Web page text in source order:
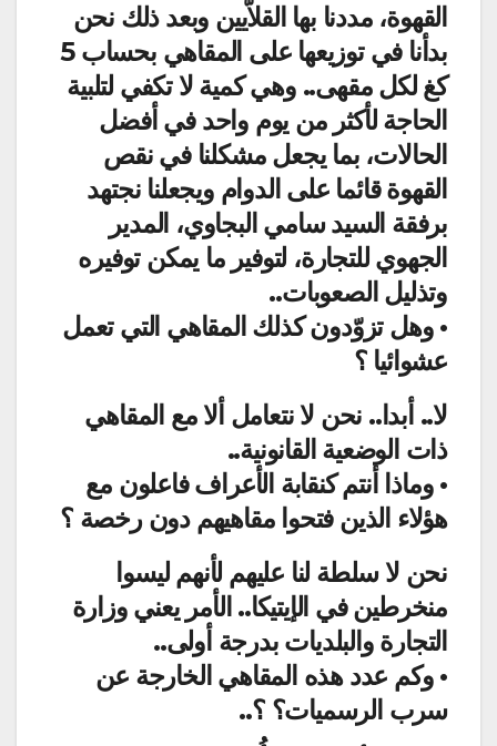
القهوة، مددنا بها القلاّيين وبعد ذلك نحن
بدأنا في توزيعها على المقاهي بحساب 5
كغ لكل مقهى.. وهي كمية لا تكفي لتلبية
الحاجة لأكثر من يوم واحد في أفضل
الحالات، بما يجعل مشكلنا في نقص
القهوة قائما على الدوام ويجعلنا نجتهد
برفقة السيد سامي البجاوي، المدير
الجهوي للتجارة، لتوفير ما يمكن توفيره
وتذليل الصعوبات..
• وهل تزوّدون كذلك المقاهي التي تعمل
عشوائيا ؟
لا.. أبدا.. نحن لا نتعامل ألا مع المقاهي
ذات الوضعية القانونية..
• وماذا أنتم كنقابة الأعراف فاعلون مع
هؤلاء الذين فتحوا مقاهيهم دون رخصة ؟
نحن لا سلطة لنا عليهم لأنهم ليسوا
منخرطين في الإيتيكا.. الأمر يعني وزارة
التجارة والبلديات بدرجة أولى..
• وكم عدد هذه المقاهي الخارجة عن
سرب الرسميات؟ ؟..